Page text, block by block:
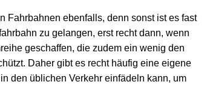
Fahrbahnen ebenfalls, denn sonst ist es fast
zu gelangen, erst recht dann, wenn
geschaffen, die zudem ein wenig den
Daher gibt es recht häufig eine eigene
den üblichen Verkehr einfädeln kann, um